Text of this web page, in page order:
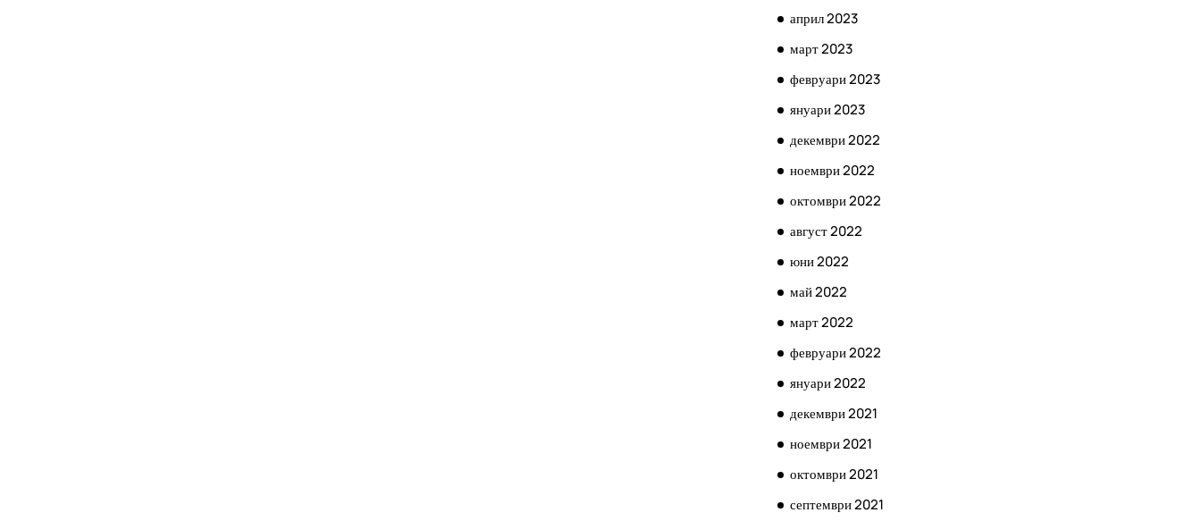
април 2023
март 2023
февруари 2023
януари 2023
декември 2022
ноември 2022
октомври 2022
август 2022
юни 2022
май 2022
март 2022
февруари 2022
януари 2022
декември 2021
ноември 2021
октомври 2021
септември 2021